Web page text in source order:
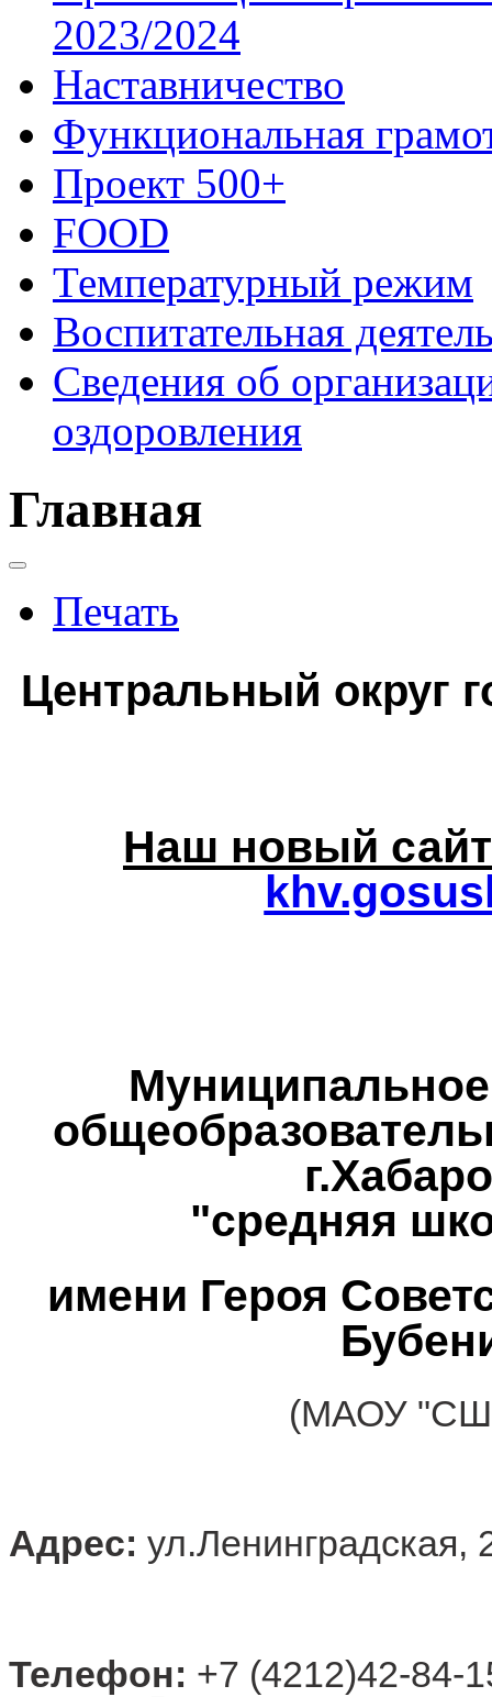
2023/2024
Наставничество
Функциональная
Проект 500+
FOOD
Температурный режим
Воспитательная
Сведения об
оздоровления
Главная
Печать
Центральный округ
Наш новый
"средняя
имени Героя
(МАОУ
Адрес: ул.Ленинградская,
Телефон: +7 (4212)42-84-